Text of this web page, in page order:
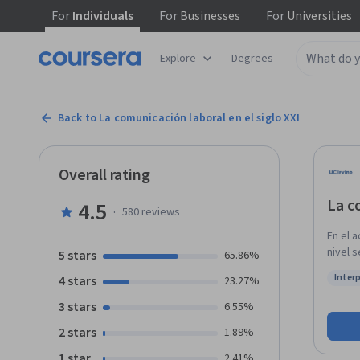
ForIndividuals ForBusinesses ForUniversities
Explore Degrees
Back to La comunicación laboral en el siglo XXI
La
En el
nivel
de
Overall rating
4.5 · 580reviews
5 stars 65.86%
4 stars 23.27%
3 stars 6.55%
2 stars 1.89%